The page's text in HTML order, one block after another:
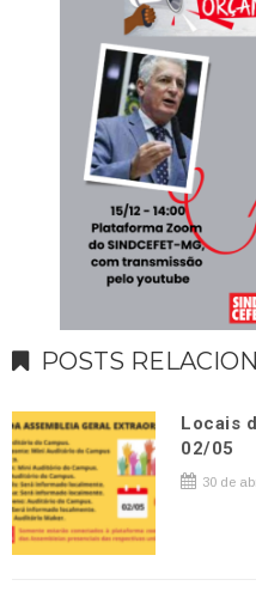
POSTS
Locais
02/05
30 de